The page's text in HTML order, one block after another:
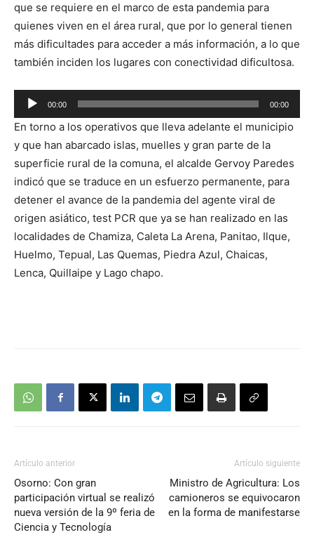
que se requiere en el marco de esta pandemia para
quienes viven en el área rural, que por lo general tienen
más dificultades para acceder a más información, a lo que
también inciden los lugares con conectividad dificultosa.
Reproductor
de
audio
00:00 00:00
En torno a los operativos que lleva adelante el municipio
y que han abarcado islas, muelles y gran parte de la
superficie rural de la comuna, el alcalde Gervoy Paredes
indicó que se traduce en un esfuerzo permanente, para
detener el avance de la pandemia del agente viral de
origen asiático, test PCR que ya se han realizado en las
localidades de Chamiza, Caleta La Arena, Panitao, Ilque,
Huelmo, Tepual, Las Quemas, Piedra Azul, Chaicas,
Lenca, Quillaipe y Lago chapo.
Artículo anterior
Osorno: Con gran
participación virtual se realizó
nueva versión de la 9º feria de
Ciencia y Tecnología
Artículo siguiente
Ministro de Agricultura: Los
camioneros se equivocaron
en la forma de manifestarse